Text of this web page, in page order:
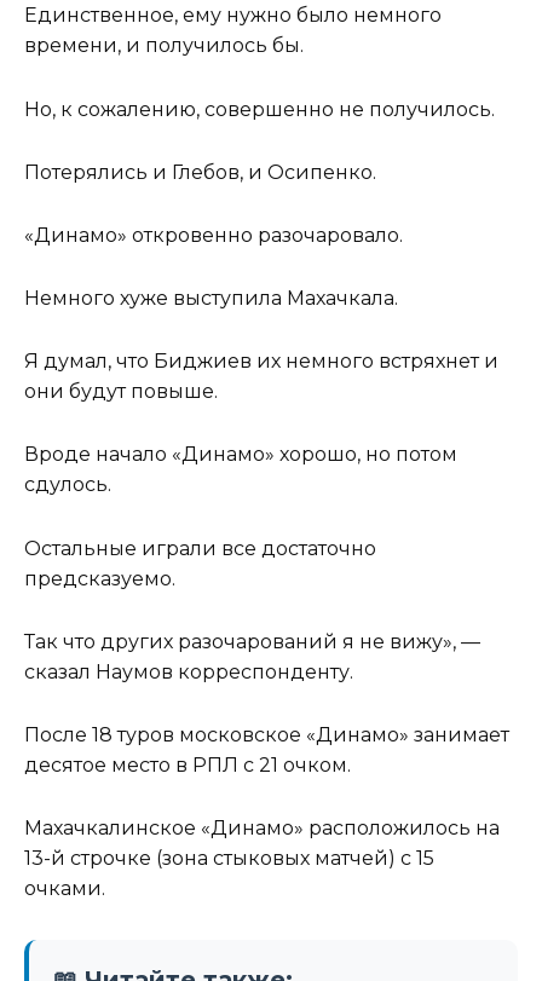
Единственное, ему нужно было немного
времени, и получилось бы.
Но, к сожалению, совершенно не получилось.
Потерялись и Глебов, и Осипенко.
«Динамо» откровенно разочаровало.
Немного хуже выступила Махачкала.
Я думал, что Биджиев их немного встряхнет и
они будут повыше.
Вроде начало «Динамо» хорошо, но потом
сдулось.
Остальные играли все достаточно
предсказуемо.
Так что других разочарований я не вижу», —
сказал Наумов корреспонденту.
После 18 туров московское «Динамо» занимает
десятое место в РПЛ с 21 очком.
Махачкалинское «Динамо» расположилось на
13-й строчке (зона стыковых матчей) с 15
очками.